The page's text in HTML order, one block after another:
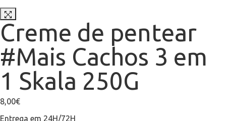
Creme de pentear
#Mais Cachos 3 em
1 Skala 250G
8,00€
Entrega em 24H/72H